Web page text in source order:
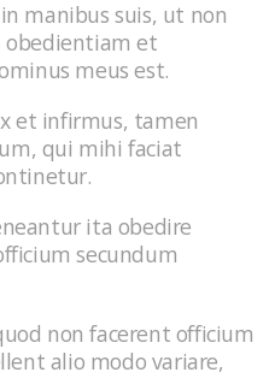
manibus suis, ut non
obedientiam et
meus est.
et infirmus, tamen
qui mihi faciat
ita obedire
secundum
non facerent officium
alio modo variare,